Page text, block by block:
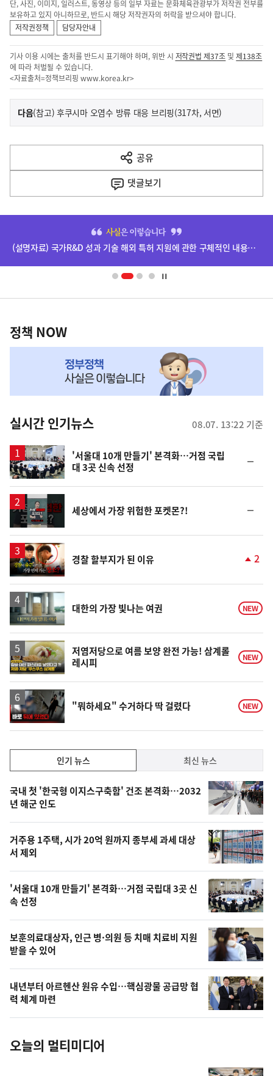
단, 사진, 이미지, 일러스트, 동영상 등의 일부 자료는 문화체육관광부가 저작권 전부를
보유하고 있지 아니하므로, 반드시 해당 저작권자의 허락을 받으셔야 합니다.
저작권정책
담당자안내
기사 이용 시에는 출처를 반드시 표기해야 하며, 위반 시 저작권법 제37조 및제138조
에 따라 처벌될 수 있습니다.
<자료출처=정책브리핑 www.korea.kr>
이
전
다
음
다음기
(참고) 후쿠시마 오염수 방류 대응 브리핑(317차, 서면)
공유
열
기
댓글보기
영
(설명자료) 국가R&D 성과 기술 해외 특허 지원에 관한 구체적인 내용은 확정되지 않았습니다.
책
NOW,
뉴
스
정책 NOW
실시간 인기뉴스 08.07. 13:22 기준
'서울대 10개 만들기' 본격화…거점 국립
대 3곳 신속 선정
일
영
상
세상에서 가장 위험한 포켓몬?!
일
영
상
경찰 할부지가 된 이유
상
승
2
영
상
대한의 가장 빛나는 여권 NEW
영
상
저염저당으로 여름 보양 완전 가능! 삼계롤
레시피
NEW
영
상
"뭐하세요" 수거하다 딱 걸렸다 NEW
기,
최
신,
오
늘
의
영
상
오
늘
의
사
진
인기 뉴스 최신 뉴스
인
기
뉴
스
국내 첫 '한국형 이지스구축함' 건조 본격화…2032
년 해군 인도
거주용 1주택, 시가 20억 원까지 종부세 과세 대상
서 제외
'서울대 10개 만들기' 본격화…거점 국립대 3곳 신
속 선정
보훈의료대상자, 인근 병·의원 등 치매 치료비 지원
받을 수 있어
내년부터 아르헨산 원유 수입…핵심광물 공급망 협
력 체계 마련
오늘의 멀티미디어